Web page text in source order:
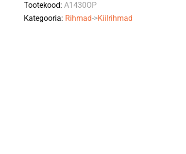
OPTIBELT
quantity
Tootekood:A1430OP
Kategooria: Rihmad->Kiilrihmad